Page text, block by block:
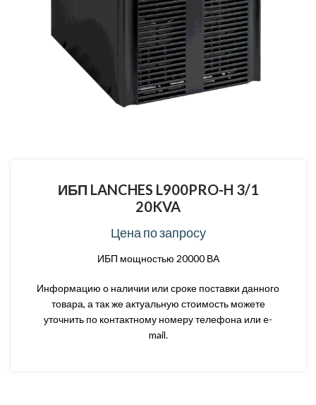
ИБП LANCHES L900PRO-H 3/1
20KVA
Цена по запросу
ИБП мощностью 20000 ВА
Информацию о наличии или сроке поставки данного
товара, а так же актуальную стоимость можете
уточнить по контактному номеру телефона или e-
mail.